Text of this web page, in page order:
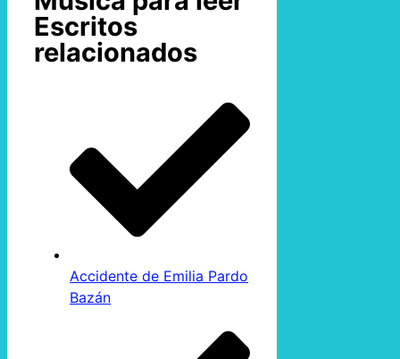
Escritos
relacionados
Accidente de Emilia Pardo
Bazán